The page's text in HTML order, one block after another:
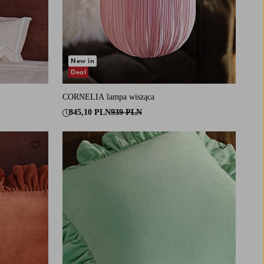
CORNELIA lampa wisząca
845,10 PLN939 PLN
New in
Deal
Dodaj do ulubionych Dodaj do